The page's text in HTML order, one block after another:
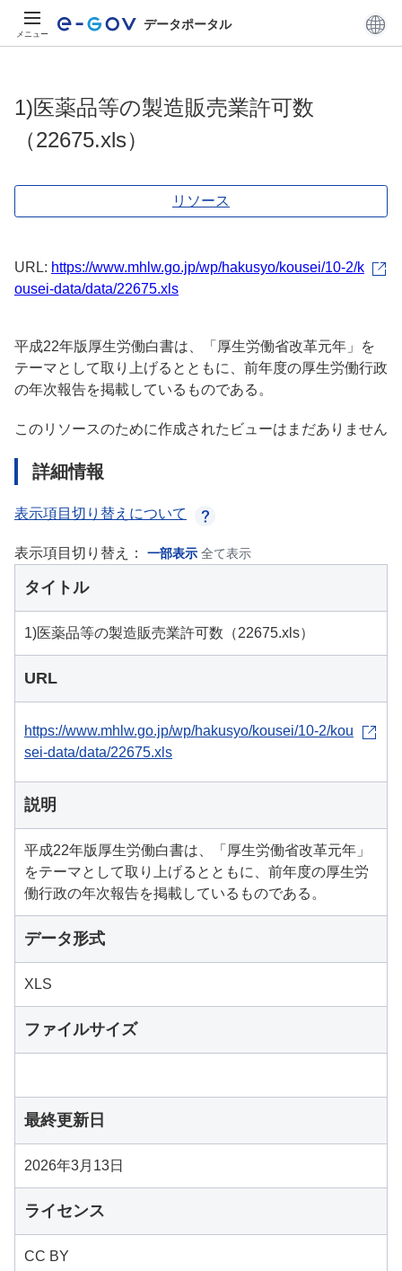
メニュー
データポータル
1)医薬品等の製造販売業許可数
（22675.xls）
リソース
URL: https://www.mhlw.go.jp/wp/hakusyo/kousei/10-2/k
ousei-data/data/22675.xls
平成22年版厚生労働白書は、「厚生労働省改革元年」を
テーマとして取り上げるとともに、前年度の厚生労働行政
の年次報告を掲載しているものである。
このリソースのために作成されたビューはまだありません
詳細情報
表示項目切り替えについて
表示項目切り替え： 一部表示 全て表示
タイトル
1)医薬品等の製造販売業許可数（22675.xls）
URL
https://www.mhlw.go.jp/wp/hakusyo/kousei/10-2/kou
sei-data/data/22675.xls
説明
平成22年版厚生労働白書は、「厚生労働省改革元年」
をテーマとして取り上げるとともに、前年度の厚生労
働行政の年次報告を掲載しているものである。
データ形式
XLS
ファイルサイズ
最終更新日
2026年3月13日
ライセンス
CC BY